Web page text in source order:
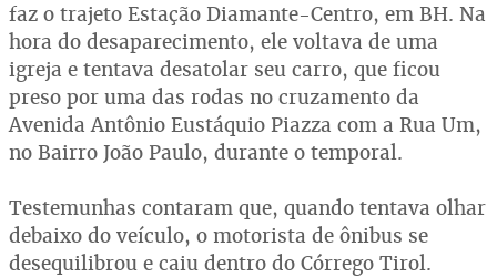
faz o trajeto Estação Diamante-Centro, em BH. Na
hora do desaparecimento, ele voltava de uma
igreja e tentava desatolar seu carro, que ficou
preso por uma das rodas no cruzamento da
Avenida Antônio Eustáquio Piazza com a Rua Um,
no Bairro João Paulo, durante o temporal.
Testemunhas contaram que, quando tentava olhar
debaixo do veículo, o motorista de ônibus se
desequilibrou e caiu dentro do Córrego Tirol.